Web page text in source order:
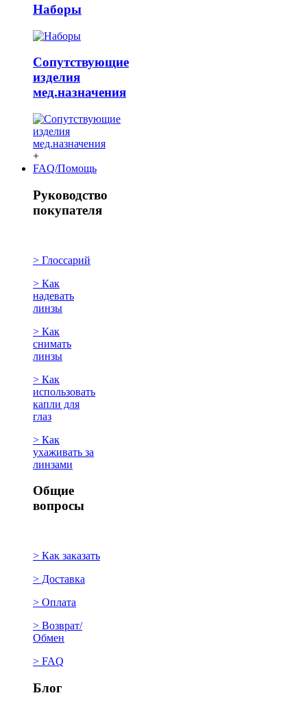
Наборы
Сопутствующие
изделия
мед.назначения
+
FAQ/Помощь
Руководство
покупателя
> Глоссарий
> Как
надевать
линзы
> Как
снимать
линзы
> Как
использовать
капли для
глаз
> Как
ухаживать за
линзами
Общие
вопросы
> Как заказать
> Доставка
> Оплата
> Возврат/
Обмен
> FAQ
Блог